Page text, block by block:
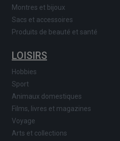
Montres et bijoux
Sacs et accessoires
Produits de beauté et santé
LOISIRS
Hobbies
Sport
Animaux domestiques
Films, livres et magazines
Voyage
Arts et collections